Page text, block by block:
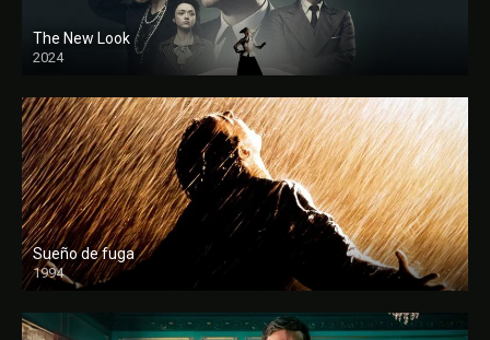
The New Look
2024
Sueño de fuga
1994
FULL HD